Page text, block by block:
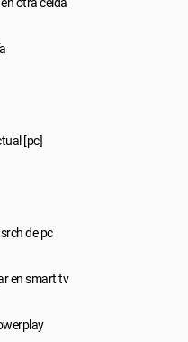
[pc]
de pc
en smart tv